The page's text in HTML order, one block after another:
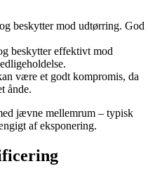
beskytter mod udtørring. God
beskytter effektivt mod
være et godt kompromis, da
ånde.
jævne mellemrum – typisk
af eksponering.